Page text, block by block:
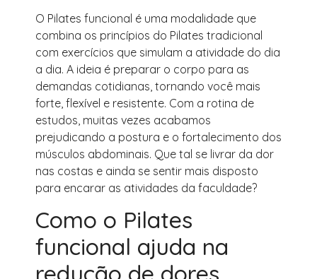
O Pilates funcional é uma modalidade que
combina os princípios do Pilates tradicional
com exercícios que simulam a atividade do dia
a dia. A ideia é preparar o corpo para as
demandas cotidianas, tornando você mais
forte, flexível e resistente. Com a rotina de
estudos, muitas vezes acabamos
prejudicando a postura e o fortalecimento dos
músculos abdominais. Que tal se livrar da dor
nas costas e ainda se sentir mais disposto
para encarar as atividades da faculdade?
Como o Pilates
funcional ajuda na
redução de dores